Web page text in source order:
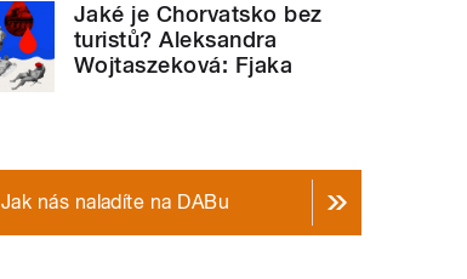
Jaké je Chorvatsko bez
turistů? Aleksandra
Wojtaszeková: Fjaka
Jak nás naladíte na DABu